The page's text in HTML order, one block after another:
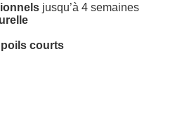
jusqu’à 4 semaines
poils courts